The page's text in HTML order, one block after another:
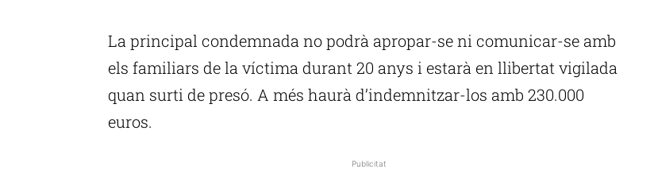
La principal condemnada no podrà apropar-se ni comunicar-se amb
els familiars de la víctima durant 20 anys i estarà en llibertat vigilada
quan surti de presó. A més haurà d’indemnitzar-los amb 230.000
euros.
Publicitat